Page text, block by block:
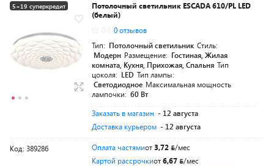
5+19 суперкредит
Потолочный светильник ESCADA 610/PL LED
(белый)
0 отзывов
Тип: Потолочный светильник Стиль:
Модерн Размещение: Гостиная, Жилая
комната, Кухня, Прихожая, Спальня Тип
цоколя: LED Тип лампы:
Светодиодное Максимальная мощность
лампочки: 60 Вт
Заказать в магазин - 12 августа
Доставка курьером - 12 августа
Код: 389286 Оплата частямиот3,72
/мес
Картой рассрочкиот6,67 /мес